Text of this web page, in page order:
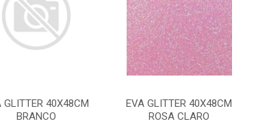
GLITTER 40X48CM
BRANCO
EVA GLITTER 40X48CM
ROSA CLARO